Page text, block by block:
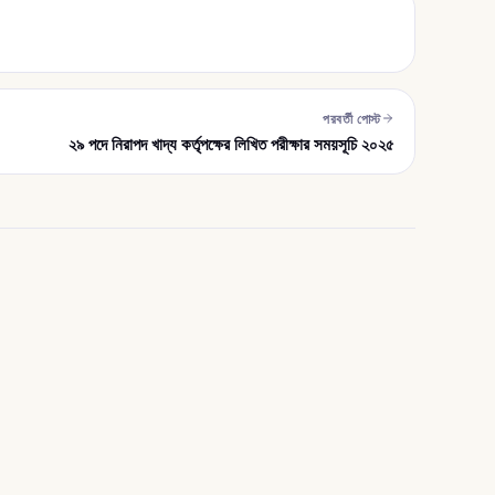
পরবর্তী পোস্ট
২৯ পদে নিরাপদ খাদ্য কর্তৃপক্ষের লিখিত পরীক্ষার সময়সূচি ২০২৫